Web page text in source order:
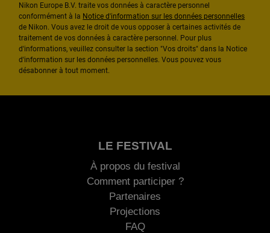
Nikon Europe B.V. traite vos données à caractère personnel
conformément à la Notice d'information sur les données personnelles
de Nikon. Vous avez le droit de vous opposer à certaines activités de
traitement de vos données à caractère personnel. Pour plus
d'informations, veuillez consulter la section "Vos droits" dans la Notice
d'information sur les données personnelles. Vous pouvez vous
désabonner à tout moment.
LE FESTIVAL
À propos du festival
Comment participer ?
Partenaires
Projections
FAQ